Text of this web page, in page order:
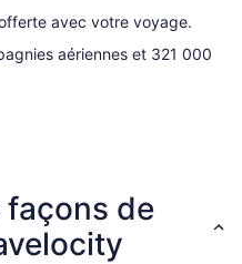
avec votre voyage.
aériennes et 321 000
façons de